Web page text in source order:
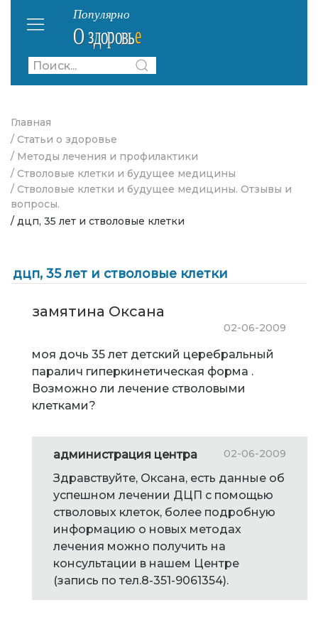
Главная
/ Статьи о здоровье
/ Методы лечения и профилактики
/ Стволовые клетки и будущее медицины
/ Стволовые клетки и будущее медицины. Отзывы и
вопросы.
/ дцп, 35 лет и стволовые клетки
дцп, 35 лет и стволовые клетки
замятина Оксана
02-06-2009
моя дочь 35 лет детский церебральный
паралич гиперкинетическая форма .
Возможно ли лечение стволовыми
клетками?
администрация центра 02-06-2009
Здравствуйте, Оксана, есть данные об
успешном лечении ДЦП с помощью
стволовых клеток, более подробную
информацию о новых методах
лечения можно получить на
консультации в нашем Центре
(запись по тел.8-351-9061354).